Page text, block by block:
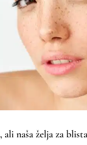
ali naša želja za